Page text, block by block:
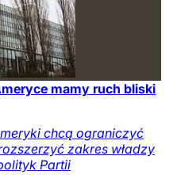
mamy ruch bliski
chcą ograniczyć
zakres władzy
Partii